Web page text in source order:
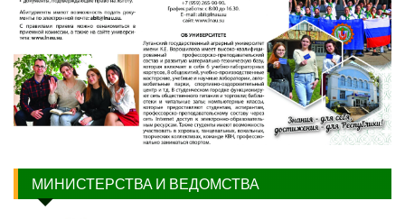
МИНИСТЕРСТВА И ВЕДОМСТВА